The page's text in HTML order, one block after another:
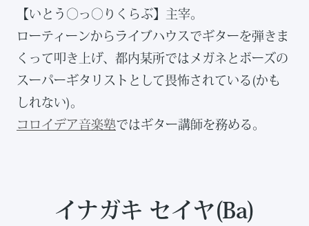
【いとう◯っ◯りくらぶ】主宰。
ローティーンからライブハウスでギターを弾きま
くって叩き上げ、都内某所ではメガネとボーズの
スーパーギタリストとして畏怖されている(かも
しれない)。
コロイデア音楽塾ではギター講師を務める。
イナガキ セイヤ(Ba)